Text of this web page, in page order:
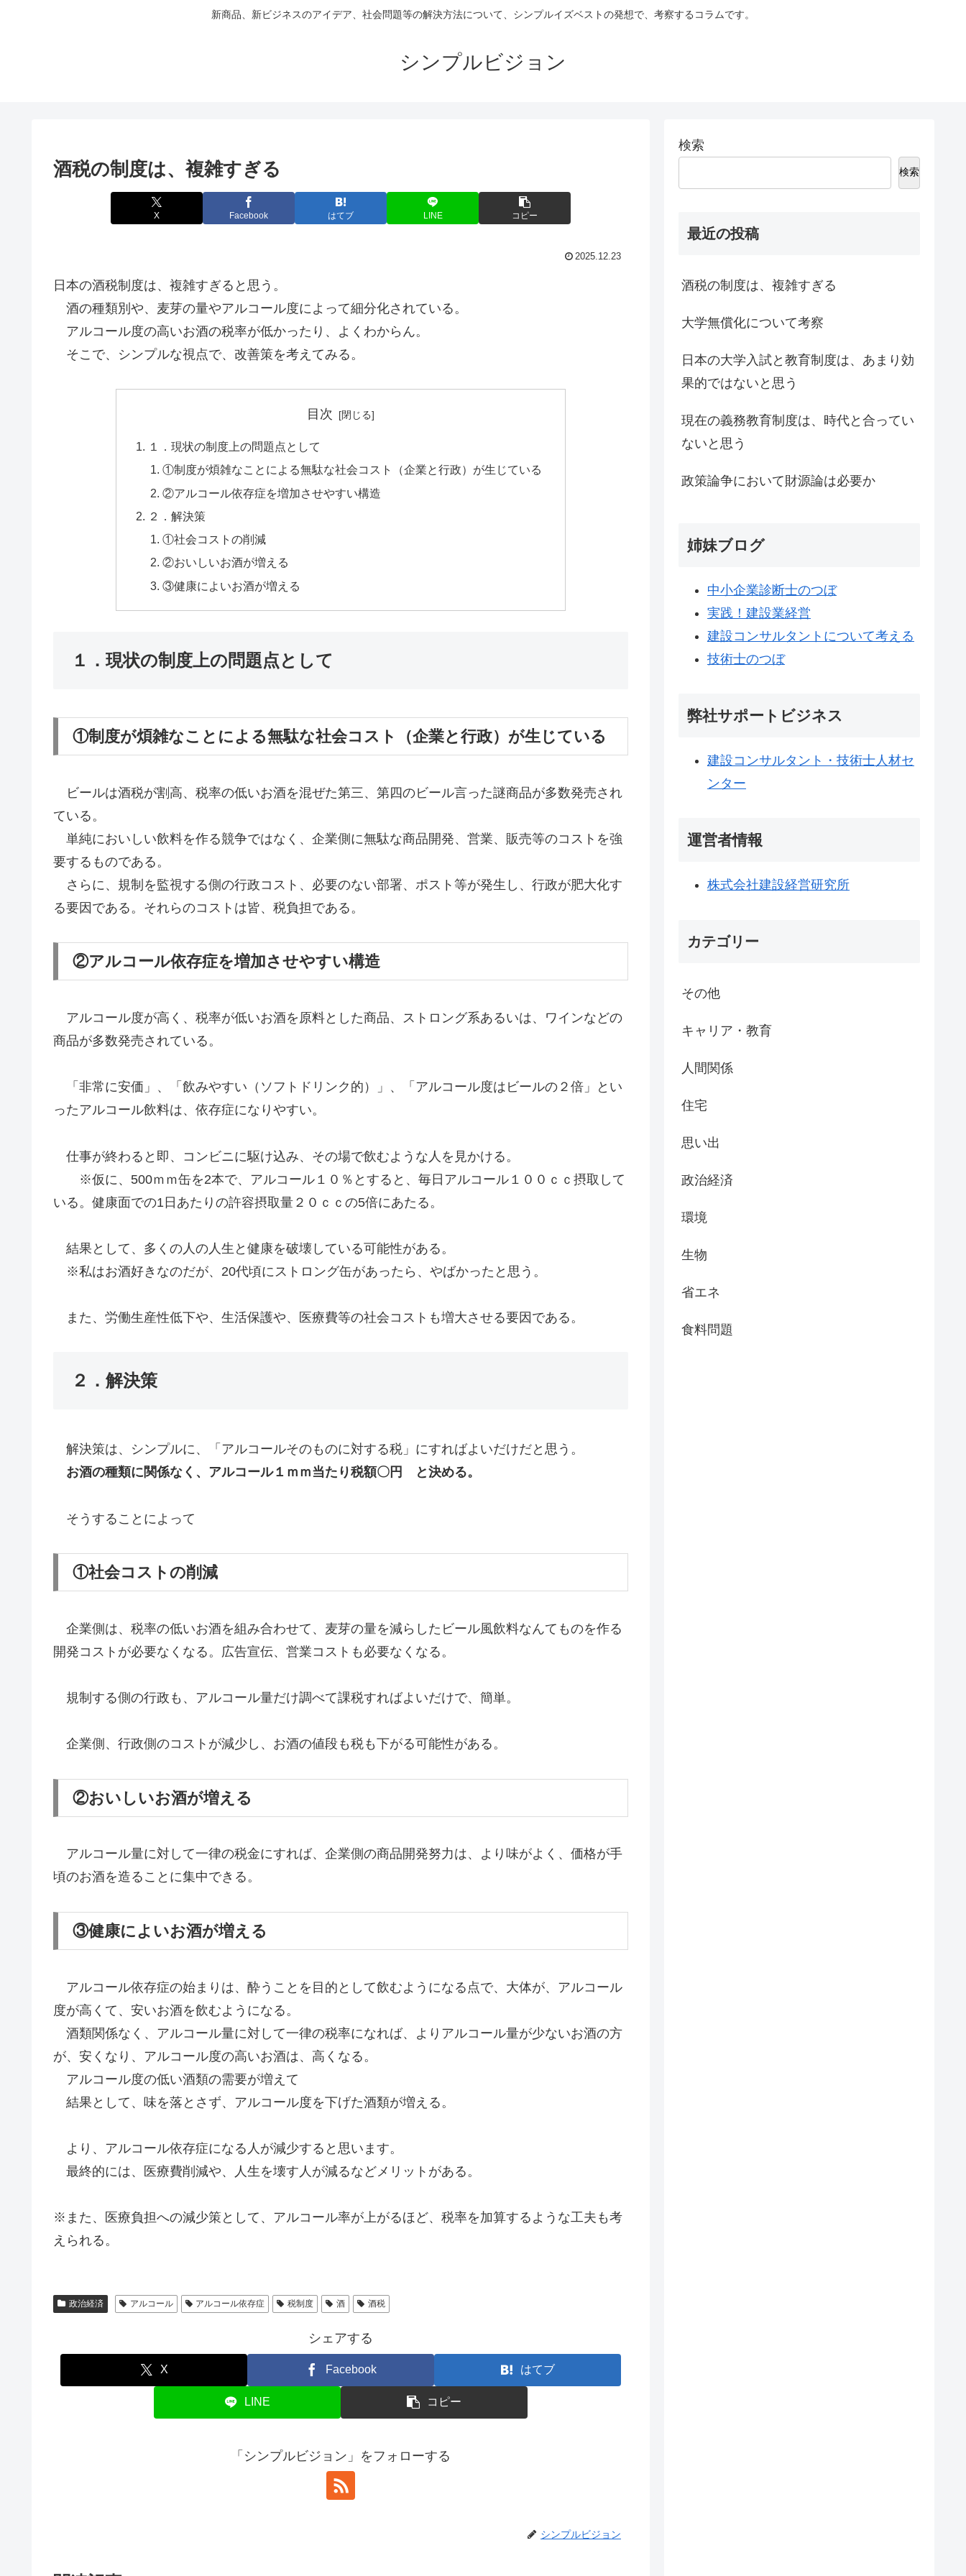
新商品、新ビジネスのアイデア、社会問題等の解決方法について、シンプルイズベストの発想で、考察するコラムです。
シンプルビジョン
酒税の制度は、複雑すぎる
X Facebook はてブ LINE コピー
2025.12.23
日本の酒税制度は、複雑すぎると思う。
酒の種類別や、麦芽の量やアルコール度によって細分化されている。
アルコール度の高いお酒の税率が低かったり、よくわからん。
そこで、シンプルな視点で、改善策を考えてみる。
目次
１．現状の制度上の問題点として
①制度が煩雑なことによる無駄な社会コスト（企業と行政）が生じている
②アルコール依存症を増加させやすい構造
２．解決策
①社会コストの削減
②おいしいお酒が増える
③健康によいお酒が増える
１．現状の制度上の問題点として
①制度が煩雑なことによる無駄な社会コスト（企業と行政）が生じている
ビールは酒税が割高、税率の低いお酒を混ぜた第三、第四のビール言った謎商品が多数発売され
ている。
単純においしい飲料を作る競争ではなく、企業側に無駄な商品開発、営業、販売等のコストを強
要するものである。
さらに、規制を監視する側の行政コスト、必要のない部署、ポスト等が発生し、行政が肥大化す
る要因である。それらのコストは皆、税負担である。
②アルコール依存症を増加させやすい構造
アルコール度が高く、税率が低いお酒を原料とした商品、ストロング系あるいは、ワインなどの
商品が多数発売されている。
「非常に安価」、「飲みやすい（ソフトドリンク的）」、「アルコール度はビールの２倍」とい
ったアルコール飲料は、依存症になりやすい。
仕事が終わると即、コンビニに駆け込み、その場で飲むような人を見かける。
※仮に、500ｍｍ缶を2本で、アルコール１０％とすると、毎日アルコール１００ｃｃ摂取して
いる。健康面での1日あたりの許容摂取量２０ｃｃの5倍にあたる。
結果として、多くの人の人生と健康を破壊している可能性がある。
※私はお酒好きなのだが、20代頃にストロング缶があったら、やばかったと思う。
また、労働生産性低下や、生活保護や、医療費等の社会コストも増大させる要因である。
２．解決策
解決策は、シンプルに、「アルコールそのものに対する税」にすればよいだけだと思う。
お酒の種類に関係なく、アルコール１ｍｍ当たり税額〇円 と決める。
そうすることによって
①社会コストの削減
企業側は、税率の低いお酒を組み合わせて、麦芽の量を減らしたビール風飲料なんてものを作る
開発コストが必要なくなる。広告宣伝、営業コストも必要なくなる。
規制する側の行政も、アルコール量だけ調べて課税すればよいだけで、簡単。
企業側、行政側のコストが減少し、お酒の値段も税も下がる可能性がある。
②おいしいお酒が増える
アルコール量に対して一律の税金にすれば、企業側の商品開発努力は、より味がよく、価格が手
頃のお酒を造ることに集中できる。
③健康によいお酒が増える
アルコール依存症の始まりは、酔うことを目的として飲むようになる点で、大体が、アルコール
度が高くて、安いお酒を飲むようになる。
酒類関係なく、アルコール量に対して一律の税率になれば、よりアルコール量が少ないお酒の方
が、安くなり、アルコール度の高いお酒は、高くなる。
アルコール度の低い酒類の需要が増えて
結果として、味を落とさず、アルコール度を下げた酒類が増える。
より、アルコール依存症になる人が減少すると思います。
最終的には、医療費削減や、人生を壊す人が減るなどメリットがある。
※また、医療負担への減少策として、アルコール率が上がるほど、税率を加算するような工夫も考
えられる。
政治経済 アルコール アルコール依存症 税制度 酒 酒税
シェアする
X Facebook はてブ
LINE コピー
「シンプルビジョン」をフォローする
シンプルビジョン
検索
検索
最近の投稿
酒税の制度は、複雑すぎる
大学無償化について考察
日本の大学入試と教育制度は、あまり効
果的ではないと思う
現在の義務教育制度は、時代と合ってい
ないと思う
政策論争において財源論は必要か
姉妹ブログ
中小企業診断士のつぼ
実践！建設業経営
建設コンサルタントについて考える
技術士のつぼ
弊社サポートビジネス
建設コンサルタント・技術士人材セ
ンター
運営者情報
株式会社建設経営研究所
カテゴリー
その他
キャリア・教育
人間関係
住宅
思い出
政治経済
環境
生物
省エネ
食料問題